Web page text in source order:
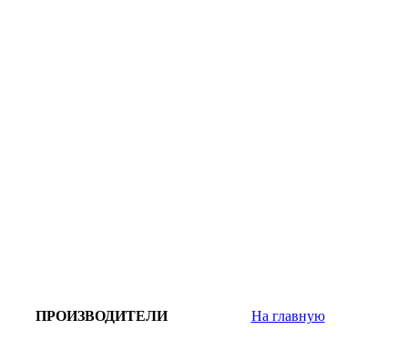
ПРОИЗВОДИТЕЛИ На главную